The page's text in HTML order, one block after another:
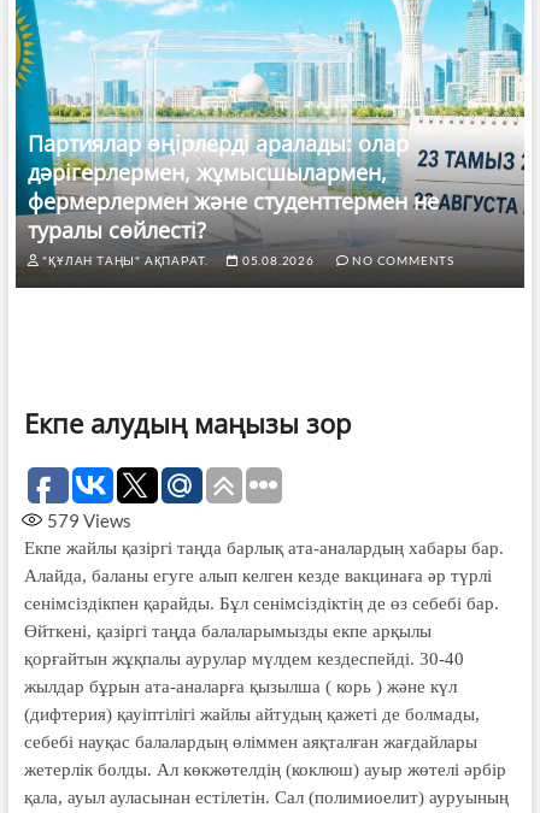
Партиялар өңірлерді аралады: олар
дәрігерлермен, жұмысшылармен,
фермерлермен және студенттермен не
туралы сөйлесті?
"ҚҰЛАН ТАҢЫ" АҚПАРАТ. 05.08.2026 NO COMMENTS
Екпе алудың маңызы зор
579 Views
Екпе жайлы қазіргі таңда барлық ата-аналардың хабары бар.
Алайда, баланы егуге алып келген кезде вакцинаға әр түрлі
сенімсіздікпен қарайды. Бұл сенімсіздіктің де өз себебі бар.
Өйткені, қазіргі таңда балаларымызды екпе арқылы
қорғайтын жұқпалы аурулар мүлдем кездеспейді. 30-40
жылдар бұрын ата-аналарға қызылша ( корь ) және күл
(дифтерия) қауіптілігі жайлы айтудың қажеті де болмады,
себебі науқас балалардың өліммен аяқталған жағдайлары
жетерлік болды. Ал көкжөтелдің (коклюш) ауыр жөтелі әрбір
қала, ауыл ауласынан естілетін. Сал (полимиоелит) ауруының